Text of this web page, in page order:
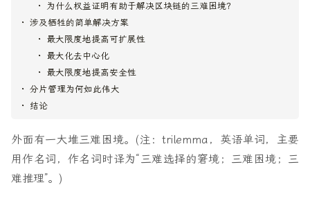
为什么权益证明有助于解决区块链的三难困境？
涉及牺牲的简单解决方案
最大限度地提高可扩展性
最大化去中心化
最大限度地提高安全性
分片管理为何如此伟大
结论
外面有一大堆三难困境。(注：trilemma，英语单词，主要
用作名词，作名词时译为“三难选择的窘境；三难困境；三
难推理”。)